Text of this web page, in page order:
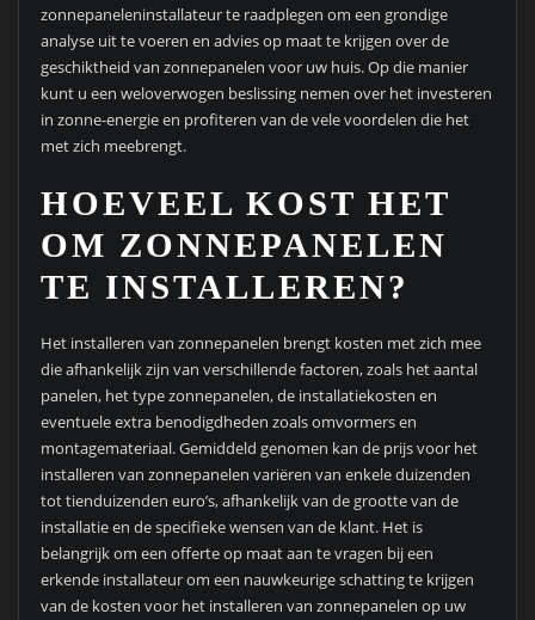
zonnepaneleninstallateur te raadplegen om een grondige
analyse uit te voeren en advies op maat te krijgen over de
geschiktheid van zonnepanelen voor uw huis. Op die manier
kunt u een weloverwogen beslissing nemen over het investeren
in zonne-energie en profiteren van de vele voordelen die het
met zich meebrengt.
HOEVEEL KOST HET
OM ZONNEPANELEN
TE INSTALLEREN?
Het installeren van zonnepanelen brengt kosten met zich mee
die afhankelijk zijn van verschillende factoren, zoals het aantal
panelen, het type zonnepanelen, de installatiekosten en
eventuele extra benodigdheden zoals omvormers en
montagemateriaal. Gemiddeld genomen kan de prijs voor het
installeren van zonnepanelen variëren van enkele duizenden
tot tienduizenden euro’s, afhankelijk van de grootte van de
installatie en de specifieke wensen van de klant. Het is
belangrijk om een offerte op maat aan te vragen bij een
erkende installateur om een nauwkeurige schatting te krijgen
van de kosten voor het installeren van zonnepanelen op uw